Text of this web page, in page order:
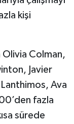
kişi
Olivia Colman,
Javier
Ava
fazla
sürede